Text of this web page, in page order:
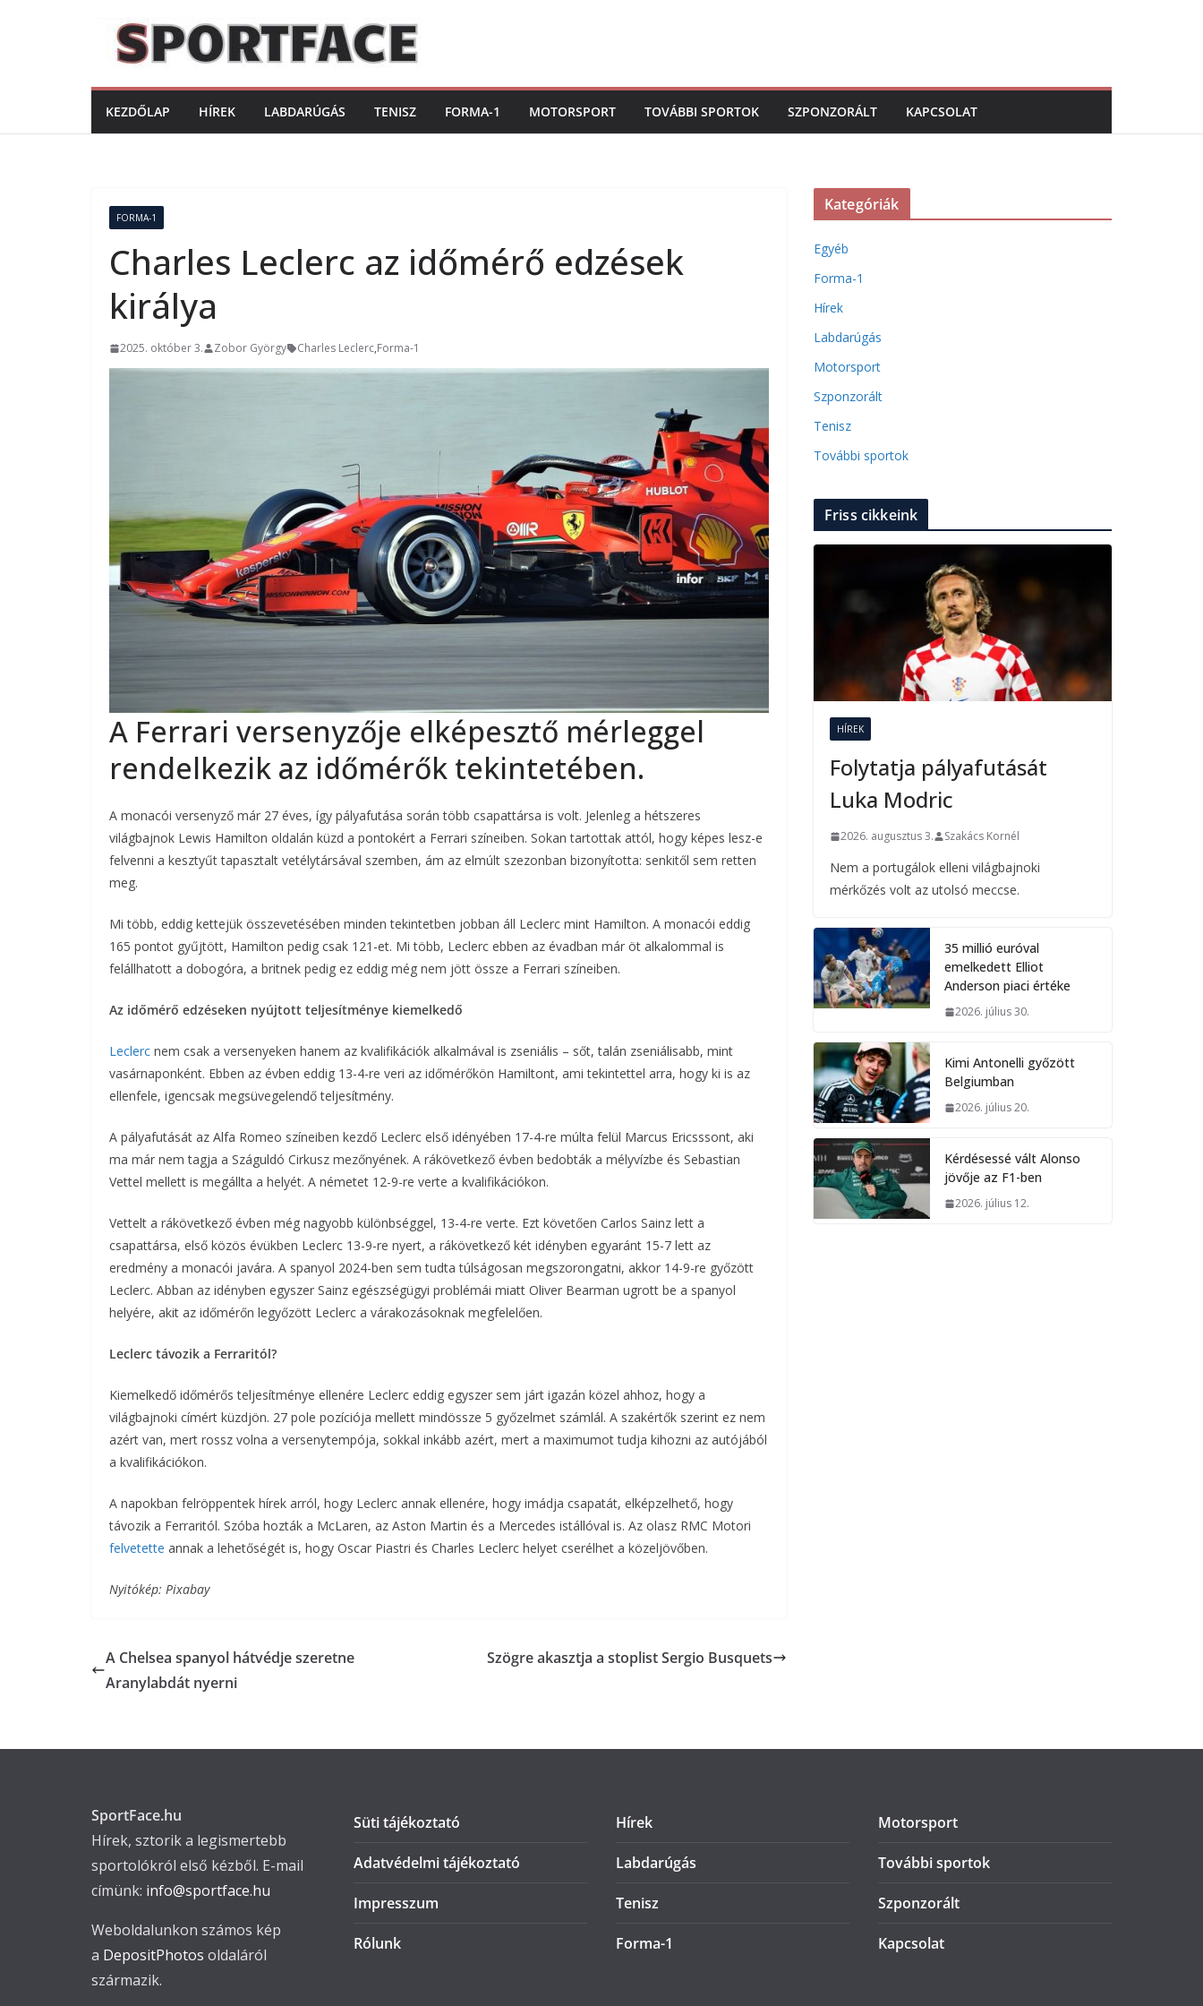
KEZDŐLAP HÍREK LABDARÚGÁS TENISZ FORMA-1 MOTORSPORT TOVÁBBI SPORTOK SZPONZORÁLT KAPCSOLAT
FORMA-1
Charles Leclerc az időmérő edzések
királya
2025. október 3. Zobor György Charles Leclerc,Forma-1
A Ferrari versenyzője elképesztő mérleggel
rendelkezik az időmérők tekintetében.
A monacói versenyző már 27 éves, így pályafutása során több csapattársa is volt. Jelenleg a hétszeres
világbajnok Lewis Hamilton oldalán küzd a pontokért a Ferrari színeiben. Sokan tartottak attól, hogy képes lesz-e
felvenni a kesztyűt tapasztalt vetélytársával szemben, ám az elmúlt szezonban bizonyította: senkitől sem retten
meg.
Mi több, eddig kettejük összevetésében minden tekintetben jobban áll Leclerc mint Hamilton. A monacói eddig
165 pontot gyűjtött, Hamilton pedig csak 121-et. Mi több, Leclerc ebben az évadban már öt alkalommal is
felállhatott a dobogóra, a britnek pedig ez eddig még nem jött össze a Ferrari színeiben.
Az időmérő edzéseken nyújtott teljesítménye kiemelkedő
Leclerc nem csak a versenyeken hanem az kvalifikációk alkalmával is zseniális – sőt, talán zseniálisabb, mint
vasárnaponként. Ebben az évben eddig 13-4-re veri az időmérőkön Hamiltont, ami tekintettel arra, hogy ki is az
ellenfele, igencsak megsüvegelendő teljesítmény.
A pályafutását az Alfa Romeo színeiben kezdő Leclerc első idényében 17-4-re múlta felül Marcus Ericsssont, aki
ma már nem tagja a Száguldó Cirkusz mezőnyének. A rákövetkező évben bedobták a mélyvízbe és Sebastian
Vettel mellett is megállta a helyét. A németet 12-9-re verte a kvalifikációkon.
Vettelt a rákövetkező évben még nagyobb különbséggel, 13-4-re verte. Ezt követően Carlos Sainz lett a
csapattársa, első közös évükben Leclerc 13-9-re nyert, a rákövetkező két idényben egyaránt 15-7 lett az
eredmény a monacói javára. A spanyol 2024-ben sem tudta túlságosan megszorongatni, akkor 14-9-re győzött
Leclerc. Abban az idényben egyszer Sainz egészségügyi problémái miatt Oliver Bearman ugrott be a spanyol
helyére, akit az időmérőn legyőzött Leclerc a várakozásoknak megfelelően.
Leclerc távozik a Ferraritól?
Kiemelkedő időmérős teljesítménye ellenére Leclerc eddig egyszer sem járt igazán közel ahhoz, hogy a
világbajnoki címért küzdjön. 27 pole pozíciója mellett mindössze 5 győzelmet számlál. A szakértők szerint ez nem
azért van, mert rossz volna a versenytempója, sokkal inkább azért, mert a maximumot tudja kihozni az autójából
a kvalifikációkon.
A napokban felröppentek hírek arról, hogy Leclerc annak ellenére, hogy imádja csapatát, elképzelhető, hogy
távozik a Ferraritól. Szóba hozták a McLaren, az Aston Martin és a Mercedes istállóval is. Az olasz RMC Motori
felvetette annak a lehetőségét is, hogy Oscar Piastri és Charles Leclerc helyet cserélhet a közeljövőben.
Nyitókép: Pixabay
A Chelsea spanyol hátvédje szeretne
Aranylabdát nyerni
Szögre akasztja a stoplist Sergio Busquets
Kategóriák
Egyéb
Forma-1
Hírek
Labdarúgás
Motorsport
Szponzorált
Tenisz
További sportok
Friss cikkeink
HÍREK
Folytatja pályafutását
Luka Modric
2026. augusztus 3. Szakács Kornél
Nem a portugálok elleni világbajnoki
mérkőzés volt az utolsó meccse.
35 millió euróval
emelkedett Elliot
Anderson piaci értéke
2026. július 30.
Kimi Antonelli győzött
Belgiumban
2026. július 20.
Kérdésessé vált Alonso
jövője az F1-ben
2026. július 12.
SportFace.hu
Hírek, sztorik a legismertebb
sportolókról első kézből. E-mail
címünk: info@sportface.hu
Weboldalunkon számos kép
a DepositPhotos oldaláról
származik.
Süti tájékoztató
Adatvédelmi tájékoztató
Impresszum
Rólunk
Hírek
Labdarúgás
Tenisz
Forma-1
Motorsport
További sportok
Szponzorált
Kapcsolat